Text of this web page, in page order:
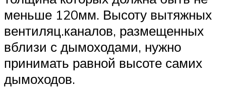
меньше 120мм. Высоту вытяжных
вентиляц.каналов, размещенных
вблизи с дымоходами, нужно
принимать равной высоте самих
дымоходов.